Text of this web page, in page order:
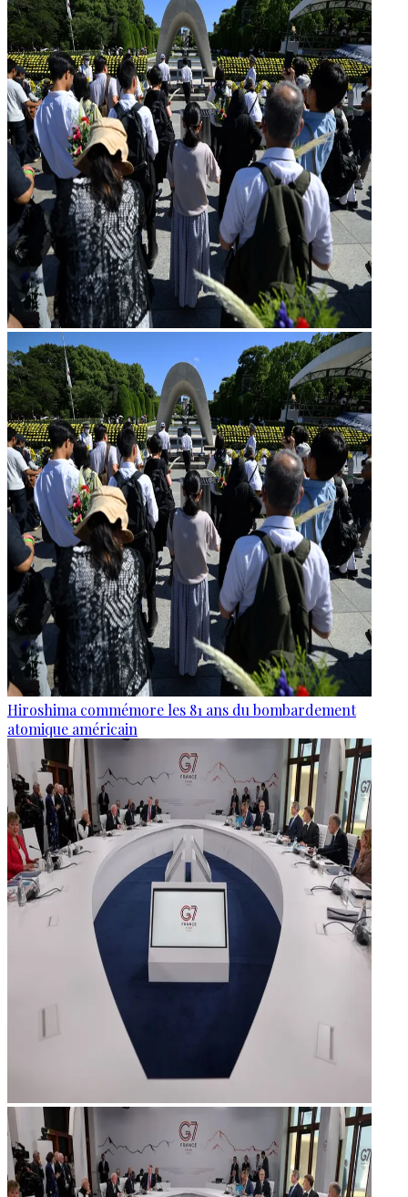
Hiroshima commémore les 81 ans du bombardement
atomique américain